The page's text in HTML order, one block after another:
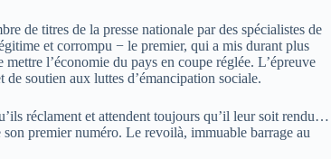
de titres de la presse nationale par des spécialistes de
et corrompu − le premier, qui a mis durant plus
l’économie du pays en coupe réglée. L’épreuve
soutien aux luttes d’émancipation sociale.
réclament et attendent toujours qu’il leur soit rendu…
premier numéro. Le revoilà, immuable barrage au